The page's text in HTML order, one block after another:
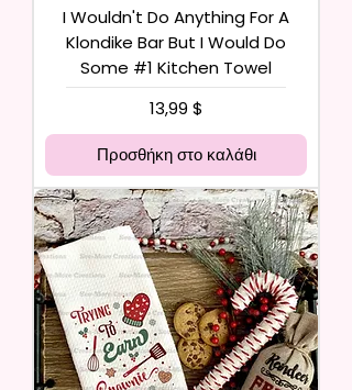
I Wouldn't Do Anything For A
Klondike Bar But I Would Do
Some #1 Kitchen Towel
Τιμή
13,99 $
Προσθήκη στο καλάθι